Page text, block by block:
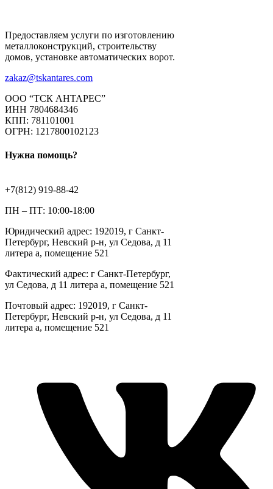
Предоставляем услуги по изготовлению
металлоконструкций, строительству
домов, установке автоматических ворот.
zakaz@tskantares.com
ООО “ТСК АНТАРЕС”
ИНН 7804684346
КПП: 781101001
ОГРН: 1217800102123
Нужна помощь?
+7(812) 919-88-42
ПН – ПТ: 10:00-18:00
Юридический адрес: 192019, г Санкт-
Петербург, Невский р-н, ул Седова, д 11
литера а, помещение 521
Фактический адрес: г Санкт-Петербург,
ул Седова, д 11 литера а, помещение 521
Почтовый адрес: 192019, г Санкт-
Петербург, Невский р-н, ул Седова, д 11
литера а, помещение 521